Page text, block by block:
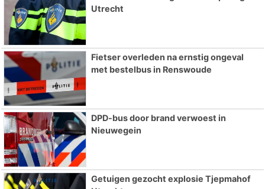
Utrecht
Fietser overleden na ernstig ongeval
met bestelbus in Renswoude
DPD-bus door brand verwoest in
Nieuwegein
Getuigen gezocht explosie Tjepmahof